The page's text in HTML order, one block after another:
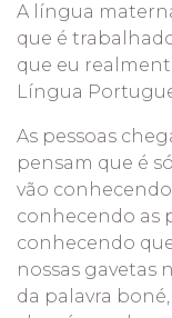
A língua
que é
que eu
Língua
As pessoas
pensam que é
vão
conhecendo as
conhecendo
nossas gavetas
da palavra